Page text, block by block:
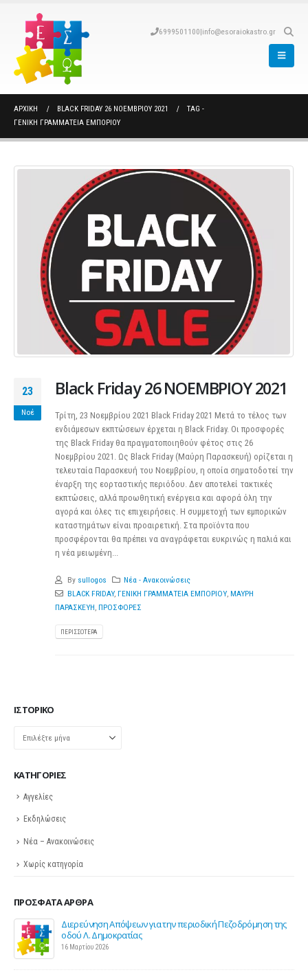
6999501100|info@esoraiokastro.gr
ΑΡΧΙΚΉ BLACK FRIDAY 26 ΝΟΕΜΒΡΙΟΥ 2021
TAG -
ΓΕΝΙΚΗ ΓΡΑΜΜΑΤΕΙΑ ΕΜΠΟΡΙΟΥ
23
Νοέ
Black Friday 26 ΝΟΕΜΒΡΙΟΥ 2021
Τρίτη, 23 Νοεμβρίου 2021 Black Friday 2021 Μετά το τέλος των
ενδιάμεσων εκπτώσεων έρχεται η Black Friday. Οι προσφορές
της Black Friday θα πραγματοποιηθούν φέτος στις 26
Νοεμβρίου 2021. Ως Black Friday (Μαύρη Παρασκευή) ορίζεται η
τελευταία Παρασκευή του Νοεμβρίου, η οποία σηματοδοτεί την
έναρξη της εορταστικής περιόδου. Δεν αποτελεί τακτικές
εκπτώσεις, αλλά προωθητική ενέργεια και αφορά όλη την
αγορά και όλες τις επιχειρήσεις. Η συμμετοχή των εμπορικών
καταστημάτων είναι προαιρετική. Στα προϊόντα που
προσφέρονται θα πρέπει να αναγράφεται ευκρινώς η παλιά και
η νέα μειωμένη...
By sullogos
Νέα - Ανακοινώσεις
BLACK FRIDAY, ΓΕΝΙΚΗ ΓΡΑΜΜΑΤΕΙΑ ΕΜΠΟΡΙΟΥ, ΜΑΥΡΗ
ΠΑΡΑΣΚΕΥΗ ΠΡΟΣΦΟΡΕΣ
ΠΕΡΙΣΣΌΤΕΡΑ
ΙΣΤΟΡΙΚΌ
KΑΤΗΓΟΡΊΕΣ
Αγγελίες
Εκδηλώσεις
Νέα – Ανακοινώσεις
Χωρίς κατηγορία
ΠΡΌΣΦΑΤΑ ΆΡΘΡΑ
Διερεύνηση Απόψεων για την περιοδική Πεζοδρόμηση της
οδού Λ. Δημοκρατίας
16 Μαρτίου 2026